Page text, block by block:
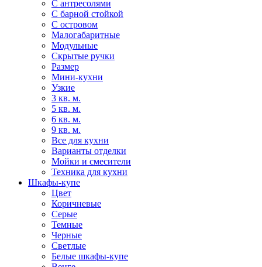
С антресолями
С барной стойкой
С островом
Малогабаритные
Модульные
Скрытые ручки
Размер
Мини-кухни
Узкие
3 кв. м.
5 кв. м.
6 кв. м.
9 кв. м.
Все для кухни
Варианты отделки
Мойки и смесители
Техника для кухни
Шкафы-купе
Цвет
Коричневые
Серые
Темные
Черные
Светлые
Белые шкафы-купе